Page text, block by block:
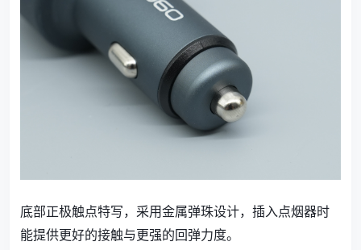
底部正极触点特写，采用金属弹珠设计，插入点烟器时
能提供更好的接触与更强的回弹力度。